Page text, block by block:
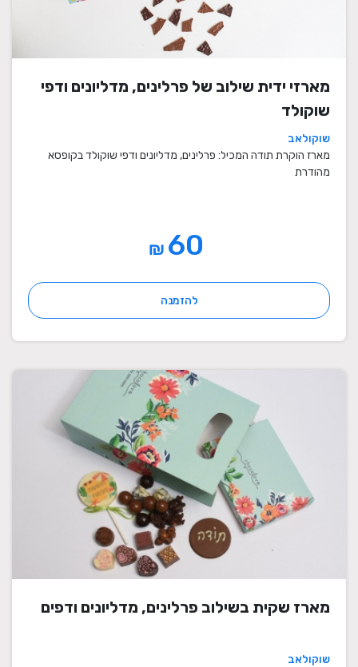
מארזי ידית שילוב של פרלינים, מדליונים ודפי
שוקולד
שוקולאב
מארז הוקרת תודה המכיל: פרלינים, מדליונים ודפי שוקולד בקופסא
מהודרת
₪
להזמנה
מארז שקית בשילוב פרלינים, מדליונים ודפים
שוקולאב